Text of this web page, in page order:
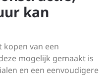
kan
kopen van een
mogelijk gemaakt is
en een eenvoudigere